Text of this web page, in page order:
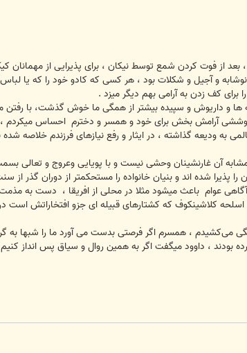
از فوت کردن شمع توسط نیکان ، برای پذیرایی از مهمانان
و آجیل و شکلات بود ، هر کسی که کادو خود را که یا
کف زدن به آرامی بهم دیگر میزد .
و داریوش و سپیده بیشتر از همگی ما خوش گذشت، با
پوششی آرامش بخش برای خود و همسر و دخترم احساس میکردم
به ودیعه گذاشته ، در ایثار و رفع نیازهای فرزندم خلاصه
آن غارنشینان وحشی نیست و با پویایی وعروج و تعالی
شده اند و بنیان خانواده را مستحکمتر از دوران گذر
عوام باعث میشود مثلا در محلی از افریقا ، دست به مذمت
کلاشینکوف که کشتارهای قبیله ای جزو افتخاراتش است
رنگی می‌کشیدم ، همسرم اگر فرصتی بدست می آورد ما را شبها
بودند ، داوود میگفت اگر به همین روال و سیاق پس انداز